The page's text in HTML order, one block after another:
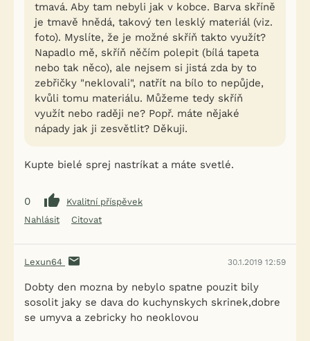
tmavá. Aby tam nebyli jak v kobce. Barva skříně
je tmavě hnědá, takový ten lesklý materiál (viz.
foto). Myslíte, že je možné skříň takto využít?
Napadlo mě, skříň něčím polepit (bílá tapeta
nebo tak něco), ale nejsem si jistá zda by to
zebřičky "neklovali", natřít na bílo to nepůjde,
kvůli tomu materiálu. Můžeme tedy skříň
využít nebo raději ne? Popř. máte nějaké
nápady jak ji zesvětlit? Děkuji.
Kupte bielé sprej nastríkat a máte svetlé.
0
Kvalitní příspěvek
Nahlásit
Citovat
Lexun64 30.1.2019 12:59
Dobty den mozna by nebylo spatne pouzit bily
sosolit jaky se dava do kuchynskych skrinek,dobre
se umyva a zebricky ho neoklovou